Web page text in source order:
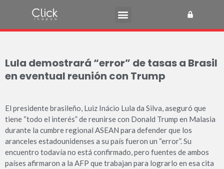
Lula demostrará “error” de tasas a Brasil
en eventual reunión con Trump
El presidente brasileño, Luiz Inácio Lula da Silva, aseguró que
tiene “todo el interés” de reunirse con Donald Trump en Malasia
durante la cumbre regional ASEAN para defender que los
aranceles estadounidenses a su país fueron un “error”. Su
encuentro todavía no está confirmado, pero fuentes de ambos
países afirmaron a la AFP que trabajan para lograrlo en esa cita